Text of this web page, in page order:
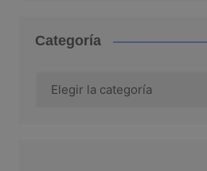
Categoría